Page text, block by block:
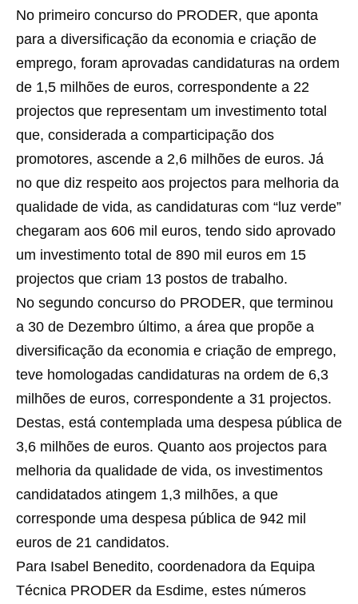
No primeiro concurso do PRODER, que aponta
para a diversificação da economia e criação de
emprego, foram aprovadas candidaturas na ordem
de 1,5 milhões de euros, correspondente a 22
projectos que representam um investimento total
que, considerada a comparticipação dos
promotores, ascende a 2,6 milhões de euros. Já
no que diz respeito aos projectos para melhoria da
qualidade de vida, as candidaturas com “luz verde”
chegaram aos 606 mil euros, tendo sido aprovado
um investimento total de 890 mil euros em 15
projectos que criam 13 postos de trabalho.
No segundo concurso do PRODER, que terminou
a 30 de Dezembro último, a área que propõe a
diversificação da economia e criação de emprego,
teve homologadas candidaturas na ordem de 6,3
milhões de euros, correspondente a 31 projectos.
Destas, está contemplada uma despesa pública de
3,6 milhões de euros. Quanto aos projectos para
melhoria da qualidade de vida, os investimentos
candidatados atingem 1,3 milhões, a que
corresponde uma despesa pública de 942 mil
euros de 21 candidatos.
Para Isabel Benedito, coordenadora da Equipa
Técnica PRODER da Esdime, estes números